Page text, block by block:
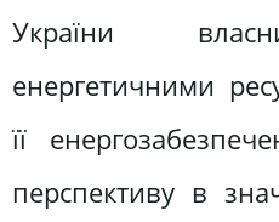
України
енергетичними
її
перспективу в